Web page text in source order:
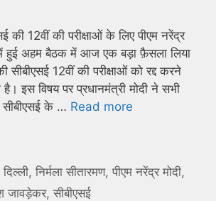
की 12वीं की परीक्षाओं के लिए पीएम नरेंद्र
में हुई अहम बैठक में आज एक बड़ा फ़ैसला लिया
12वीं की परीक्षाओं को रद्द करने
है। इस विषय पर प्रधानमंत्री मोदी ने सभी
सीबीएसई के … Read more
,निर्मला सीतारमण,पीएम नरेंद्र मोदी,
जावड़ेकर, सीबीएसई